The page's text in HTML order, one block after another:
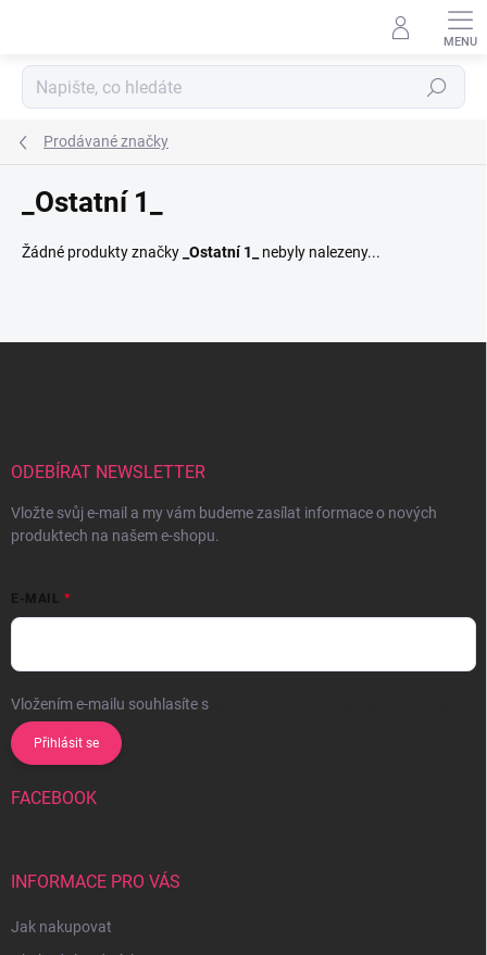
Hledat
Prodávané značky
_Ostatní 1_
Žádné produkty značky _Ostatní 1_ nebyly nalezeny...
ODEBÍRAT NEWSLETTER
Vložte svůj e-mail a my vám budeme zasílat informace o nových
produktech na našem e-shopu.
E-MAIL
Vložením e-mailu souhlasíte s
Přihlásit se
FACEBOOK
INFORMACE PRO VÁS
Jak nakupovat